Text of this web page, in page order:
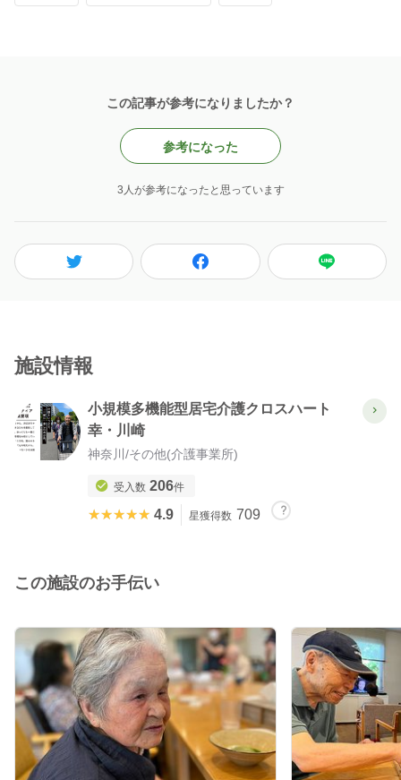
この記事が参考になりましたか？
参考になった
3人が参考になったと思っています
施設情報
小規模多機能型居宅介護クロスハート
幸・川崎
神奈川 /その他(介護事業所)
受入数 206件
★★★★★
★★★★★ 4.9 星獲得数 709
この施設のお手伝い